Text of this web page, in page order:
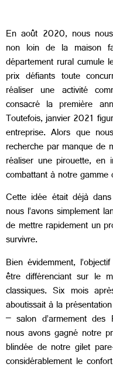
En août 2020, nous
non loin de la maison
département rural cumule
prix défiants toute
réaliser une activité
consacré la première
Toutefois, janvier 2021
entreprise. Alors que
recherche par manque de
réaliser une pirouette, en
combattant à notre gamme
Cette idée était déjà
nous l’avons simplement
de mettre rapidement un
survivre.
Bien évidemment,
être différenciant sur le
classiques. Six mois
aboutissait à la
– salon d’armement
nous avons gagné notre
blindée de notre gilet
considérablement le